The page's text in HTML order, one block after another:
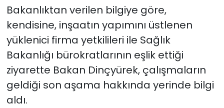
Bakanlıktan verilen bilgiye göre,
kendisine, inşaatın yapımını üstlenen
yüklenici firma yetkilileri ile Sağlık
Bakanlığı bürokratlarının eşlik ettiği
ziyarette Bakan Dinçyürek, çalışmaların
geldiği son aşama hakkında yerinde bilgi
aldı.